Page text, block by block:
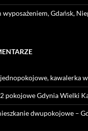
wyposażeniem, Gdańsk,
kawalerka
pokojowe Gdynia Wielki
dwupokojowe –